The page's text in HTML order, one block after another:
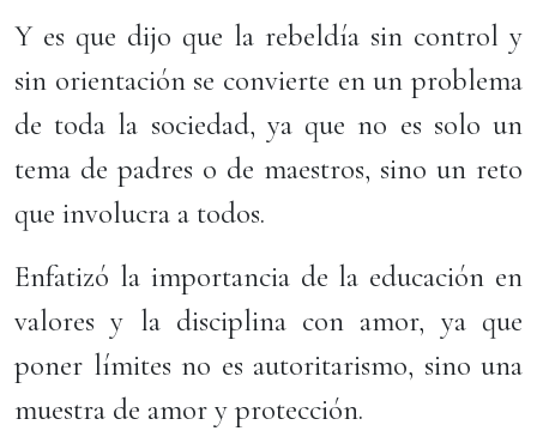
Y es que dijo que la rebeldía sin control y
sin orientación se convierte en un problema
de toda la sociedad, ya que no es solo un
tema de padres o de maestros, sino un reto
que involucra a todos.
Enfatizó la importancia de la educación en
valores y la disciplina con amor, ya que
poner límites no es autoritarismo, sino una
muestra de amor y protección.